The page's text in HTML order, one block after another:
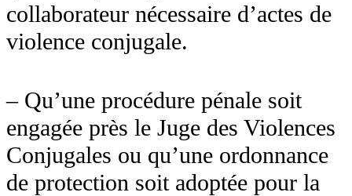
collaborateur nécessaire d’actes de
violence conjugale.
– Qu’une procédure pénale soit
engagée près le Juge des Violences
Conjugales ou qu’une ordonnance
de protection soit adoptée pour la